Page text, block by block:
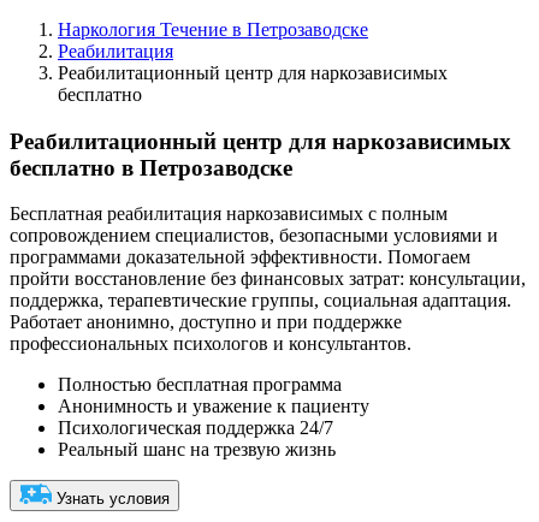
Наркология Течение в Петрозаводске
Реабилитация
Реабилитационный центр для наркозависимых
бесплатно
Реабилитационный центр для наркозависимых
бесплатно в Петрозаводске
Бесплатная реабилитация наркозависимых с полным
сопровождением специалистов, безопасными условиями и
программами доказательной эффективности. Помогаем
пройти восстановление без финансовых затрат: консультации,
поддержка, терапевтические группы, социальная адаптация.
Работает анонимно, доступно и при поддержке
профессиональных психологов и консультантов.
Полностью бесплатная программа
Анонимность и уважение к пациенту
Психологическая поддержка 24/7
Реальный шанс на трезвую жизнь
Узнать условия